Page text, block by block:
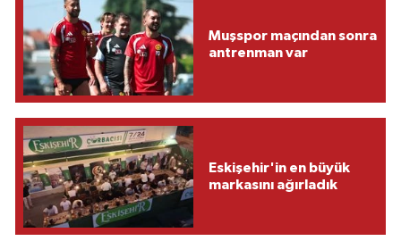
Muşspor maçından sonra
antrenman var
Eskişehir'in en büyük
markasını ağırladık